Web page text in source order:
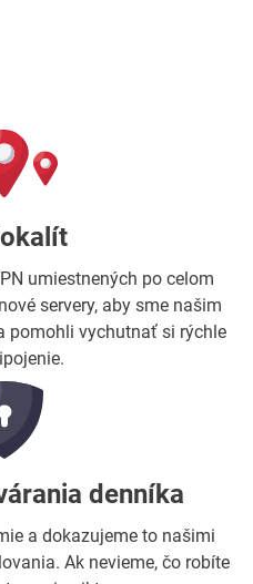
umiestnených po celom
servery, aby sme našim
pomohli vychutnať si rýchle
denníka
a dokazujeme to našimi
Ak nevieme, čo robíte